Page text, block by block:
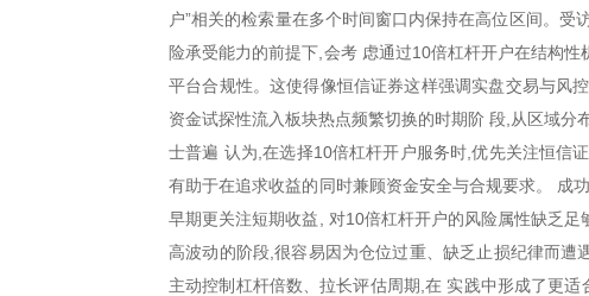
户”相关的检索量在多个时间窗口内保持在高位区间。
险承受能力的前提下,会考 虑通过10倍杠杆开户在结构
平台合规性。这使得像恒信证券这样强调实盘交易与风
资金试探性流入板块热点频繁切换的时期阶 段,从区域
士普遍 认为,在选择10倍杠杆开户服务时,优先关注恒信
有助于在追求收益的同时兼顾资金安全与合规要求。 成
早期更关注短期收益, 对10倍杠杆开户的风险属性缺乏
高波动的阶段,很容易因为仓位过重、缺乏止损纪律而
主动控制杠杆倍数、拉长评估周期,在 实践中形成了更